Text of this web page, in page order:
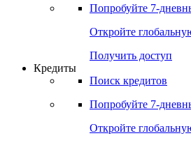
Попробуйте 7-
Откройте
Получить доступ
Кредиты
Поиск кредитов
Попробуйте 7-
Откройте